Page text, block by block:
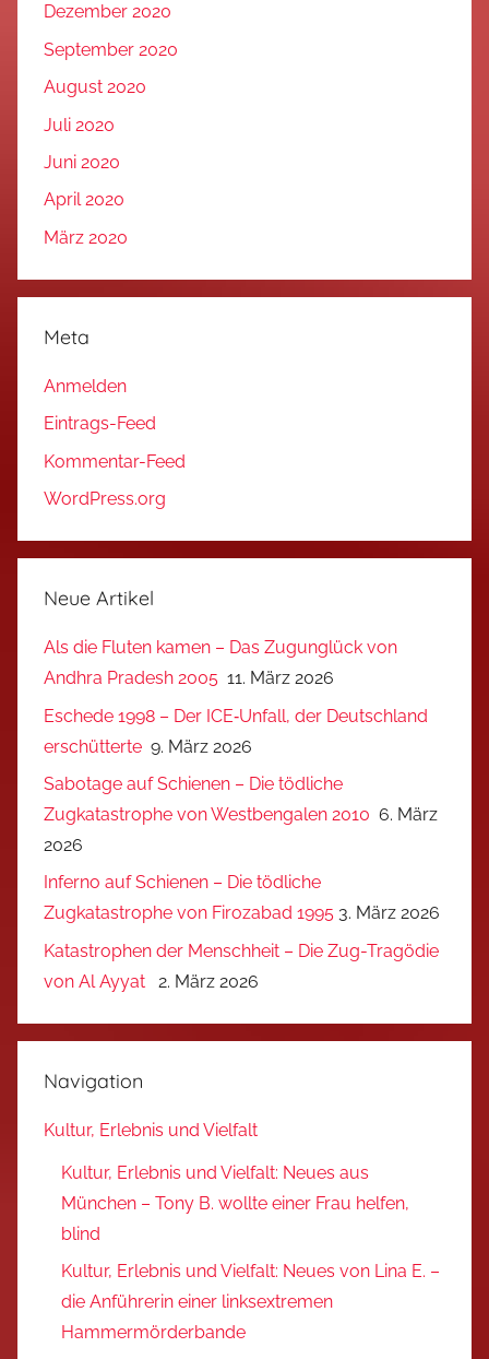
Dezember 2020
September 2020
August 2020
Juli 2020
Juni 2020
April 2020
März 2020
Meta
Anmelden
Eintrags-Feed
Kommentar-Feed
WordPress.org
Neue Artikel
Als die Fluten kamen – Das Zugunglück von
Andhra Pradesh 2005 11. März 2026
Eschede 1998 – Der ICE‑Unfall, der Deutschland
erschütterte 9. März 2026
Sabotage auf Schienen – Die tödliche
Zugkatastrophe von Westbengalen 2010 6. März
2026
Inferno auf Schienen – Die tödliche
Zugkatastrophe von Firozabad 1995 3. März 2026
Katastrophen der Menschheit – Die Zug-Tragödie
von Al Ayyat
2. März 2026
Navigation
Kultur, Erlebnis und Vielfalt
Kultur, Erlebnis und Vielfalt: Neues aus
München – Tony B. wollte einer Frau helfen,
blind
Kultur, Erlebnis und Vielfalt: Neues von Lina E. –
die Anführerin einer linksextremen
Hammermörderbande